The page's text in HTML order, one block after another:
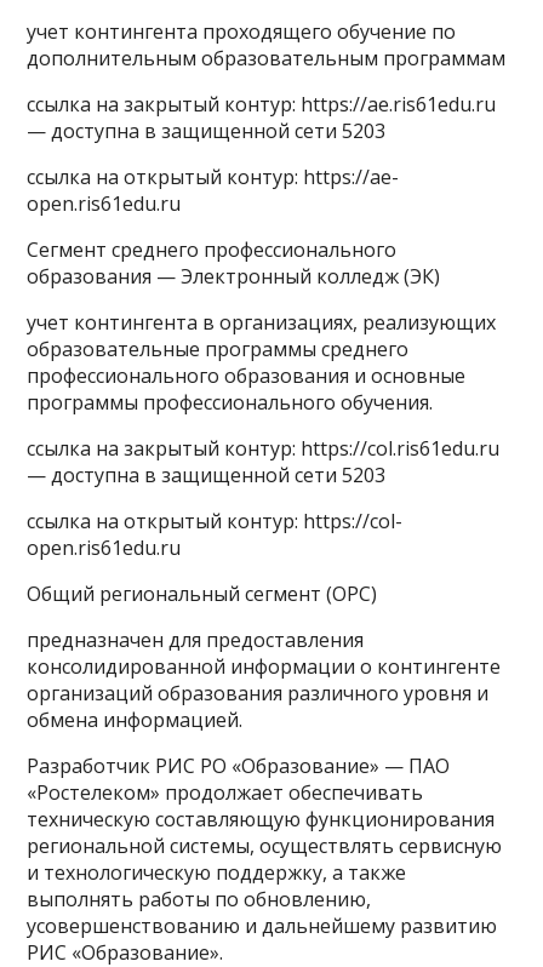
учет контингента проходящего обучение по
дополнительным образовательным программам
ссылка на закрытый контур: https://ae.ris61edu.ru
— доступна в защищенной сети 5203
ссылка на открытый контур: https://ae-
open.ris61edu.ru
Сегмент среднего профессионального
образования — Электронный колледж (ЭК)
учет контингента в организациях, реализующих
образовательные программы среднего
профессионального образования и основные
программы профессионального обучения.
ссылка на закрытый контур: https://col.ris61edu.ru
— доступна в защищенной сети 5203
ссылка на открытый контур: https://col-
open.ris61edu.ru
Общий региональный сегмент (ОРС)
предназначен для предоставления
консолидированной информации о контингенте
организаций образования различного уровня и
обмена информацией.
Разработчик РИС РО «Образование» — ПАО
«Ростелеком» продолжает обеспечивать
техническую составляющую функционирования
региональной системы, осуществлять сервисную
и технологическую поддержку, а также
выполнять работы по обновлению,
усовершенствованию и дальнейшему развитию
РИС «Образование».